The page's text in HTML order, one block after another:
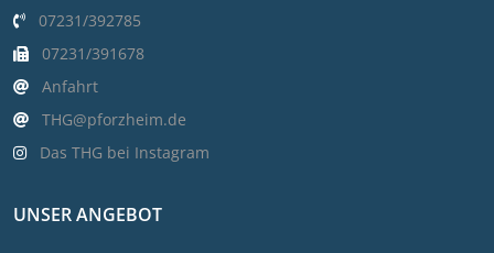
07231/392785
07231/391678
Anfahrt
THG@pforzheim.de
Das THG bei Instagram
UNSER ANGEBOT